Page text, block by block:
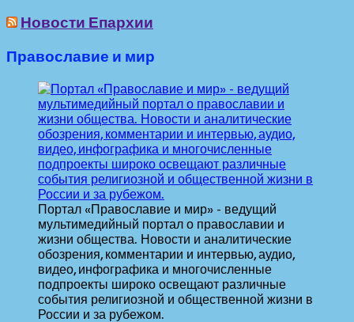
Новости Епархии
Православие и мир
Портал «Православие и мир» - ведущий
мультимедийный портал о православии и
жизни общества. Новости и аналитические
обозрения, комментарии и интервью, аудио,
видео, инфографика и многочисленные
подпроекты широко освещают различные
события религиозной и общественной жизни в
России и за рубежом.